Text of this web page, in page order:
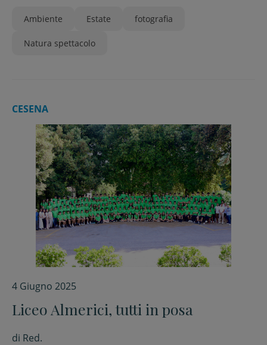
Ambiente Estate fotografia
Natura spettacolo
CESENA
4 Giugno 2025
Liceo Almerici, tutti in posa
di Red.